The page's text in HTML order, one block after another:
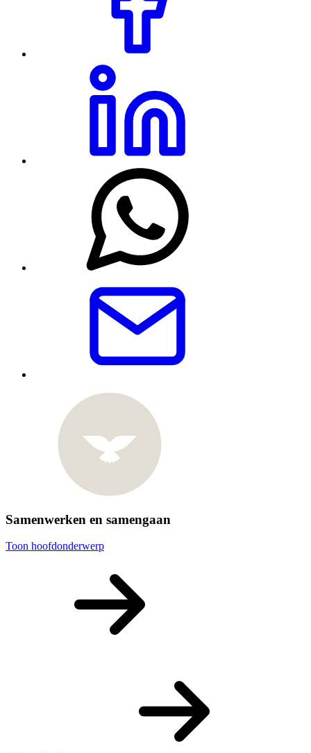
Samenwerken en samengaan
Toon hoofdonderwerp